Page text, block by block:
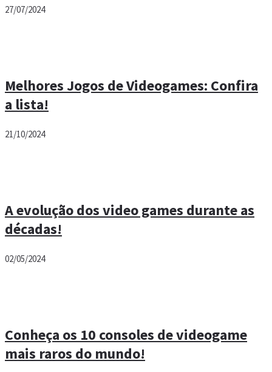
27/07/2024
Melhores Jogos de Videogames: Confira
a lista!
21/10/2024
A evolução dos video games durante as
décadas!
02/05/2024
Conheça os 10 consoles de videogame
mais raros do mundo!